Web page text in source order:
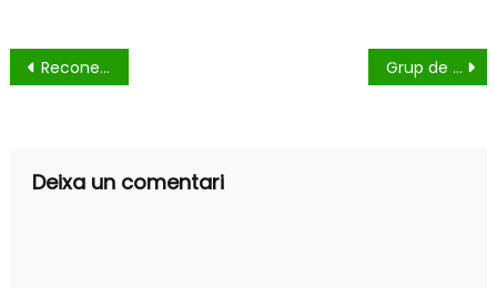
Navegació
Reconeixement a Tomasa Martínez Grup de Lectura
Deixa un comentari